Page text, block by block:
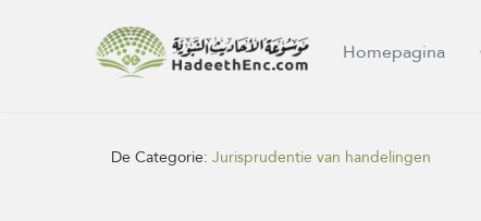
Homepagina
De Categorie:Jurisprudentie van handelingen